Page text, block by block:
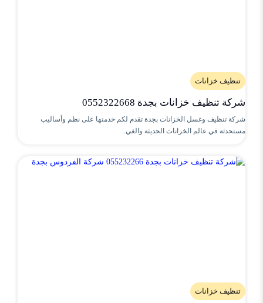
تنظيف خزانات
شركة تنظيف خزانات بجدة 0552322668
شركة تنظيف وغسل الخزانات بجدة تقدم لكم خدمتها على نظم وأساليب
مستحدثة في عالم الخزانات الحديثة والغي..
تنظيف خزانات